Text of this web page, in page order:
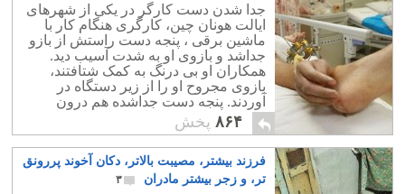
جدا شدن دست کارگر در یکی از شهرهای
ایالت هونان چین، کارگری هنگام کار با
ماشین برقی ، پنجه دست راستش از بازو
جداشد و بازوی او به شدت آسیب دید.
همکاران او بی درنگ به کمک شتافتند،
بازوی مجروح او را از زیر دستگاه در
آوردند. پنجه دست جداشده هم درون
ماشین پیدا کردند، و او را به بیمارستان
محلی بردند.
۸۶۴ پخش
فرزند بیشتر، مصیبت بالاتر، دکان آخوند پررونق
تر، و زجر بیشتر مادران
۳